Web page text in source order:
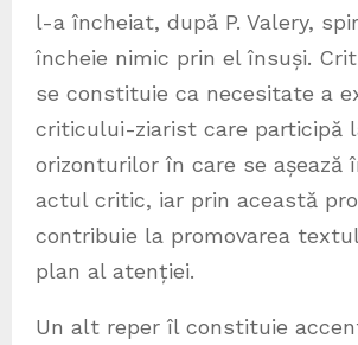
l-a încheiat, după P. Valery,
încheie nimic prin el însuși.
se constituie ca necesitate a
criticului-ziarist care participă
orizonturilor în care se așează
actul critic, iar prin această
contribuie la promovarea
plan al atenției.
Un alt reper îl constituie